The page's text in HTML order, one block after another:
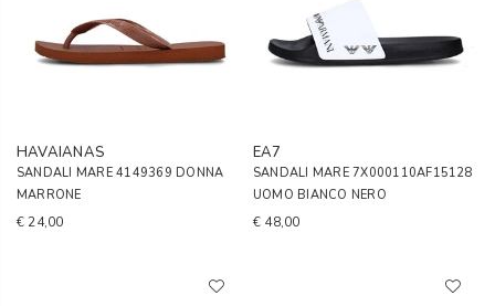
HAVAIANAS
SANDALI MARE 4149369 DONNA
MARRONE
€ 24,00
EA7
SANDALI MARE 7X000110AF15128
UOMO BIANCO NERO
€ 48,00